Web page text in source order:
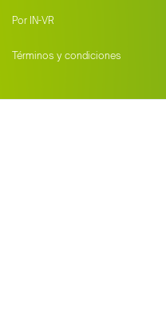
Por IN-VR
Términos y condiciones